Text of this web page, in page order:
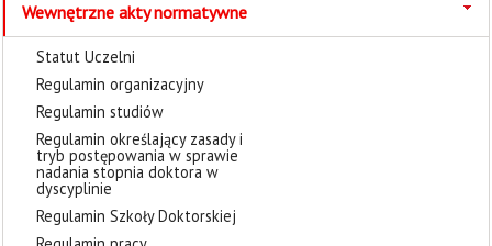
Wewnętrzne akty normatywne
Statut Uczelni
Regulamin organizacyjny
Regulamin studiów
Regulamin określający zasady i
tryb postępowania w sprawie
nadania stopnia doktora w
dyscyplinie
Regulamin Szkoły Doktorskiej